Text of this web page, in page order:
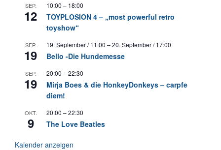
SEP.
12
10:00 – 18:00
TOYPLOSION 4 – „most powerful retro
toyshow“
SEP.
19
19. September / 11:00 –20. September / 17:00
Bello -Die Hundemesse
SEP.
19
20:00 –22:30
Mirja Boes & die HonkeyDonkeys – carpfe
diem!
OKT.
9
20:00 –22:30
The Love Beatles
Kalender anzeigen